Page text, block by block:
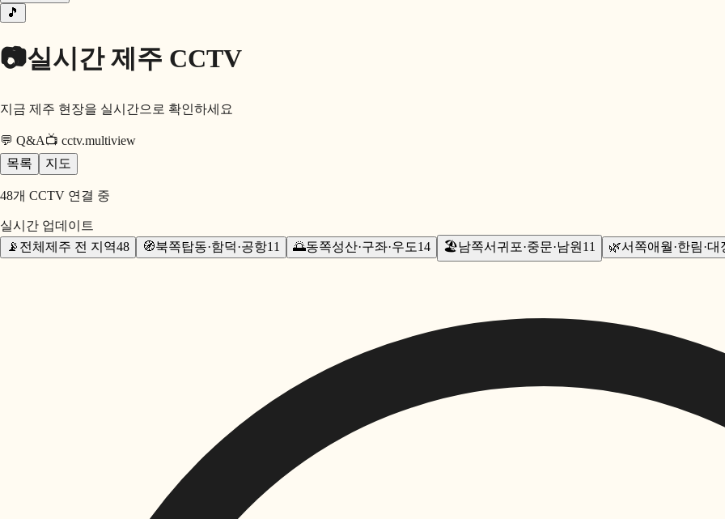
🎵
📷실시간 제주 CCTV
지금 제주 현장을 실시간으로 확인하세요
💬 Q&A📺 cctv.multiview
목록
지도
48개 CCTV 연결 중
실시간 업데이트
📡 전체 제주 전 지역48 🧭북쪽탑동·함덕·공항11 🌅동쪽성산·구좌·우도14 🏖️남쪽서귀포·중문·남원 11 🌿서쪽애월·한림·대